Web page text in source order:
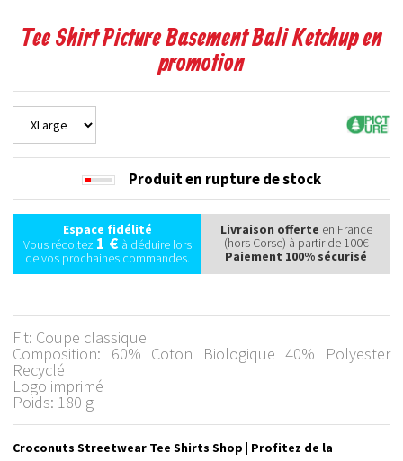
Tee Shirt Picture Basement Bali Ketchup en
promotion
Produit en rupture de stock
Espace fidélité
Vous récoltez 1 €à déduire lors
de vos prochaines commandes.
Livraison offerte en France
(hors Corse) à partir de 100€
Paiement 100% sécurisé
Fit: Coupe classique
Composition: 60% Coton Biologique 40% Polyester
Recyclé
Logo imprimé
Poids: 180 g
Croconuts Streetwear Tee Shirts Shop | Profitez de la